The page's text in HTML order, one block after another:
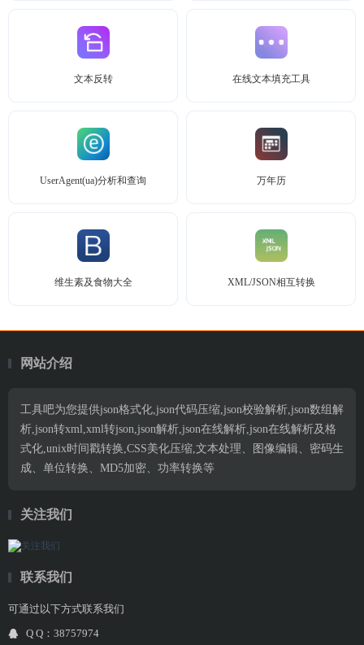
文本反转 在线文本填充工具
UserAgent(ua)分析和查询 万年历
维生素及食物大全 XML/JSON相互转换
网站介绍
工具吧为您提供json格式化,json代码压缩,json校验解析,json数组解
析,json转xml,xml转json,json解析,json在线解析,json在线解析及格
式化,unix时间戳转换,CSS美化压缩,文本处理、图像编辑、密码生
成、单位转换、MD5加密、功率转换等
关注我们
联系我们
可通过以下方式联系我们
Q Q：38757974